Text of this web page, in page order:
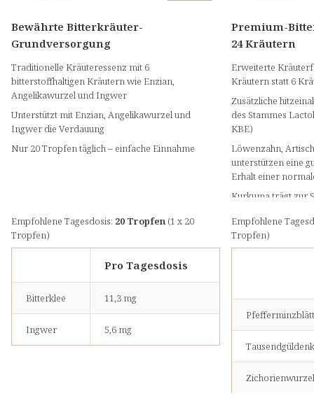
Bewährte Bitterkräuter-
Grundversorgung
Traditionelle Kräuteressenz mit 6
bitterstoffhaltigen Kräutern wie Enzian,
Angelikawurzel und Ingwer
Unterstützt mit Enzian, Angelikawurzel und
Ingwer die Verdauung
Nur 20 Tropfen täglich – einfache Einnahme
Premium-
24 Kräutern
Erweiterte
Kräutern statt 6
Zusätzliche
des Stammes
KBE)
Löwenzahn,
unterstützen eine
Erhalt einer
Kurkuma trägt zur
Empfohlene Tagesdosis: 20 Tropfen (1 x 20
Tropfen)
Pro Tagesdosis
Bitterklee 11,3 mg
Ingwer 5,6 mg
Empfohlene
Tropfen)
Zichorienwurzel